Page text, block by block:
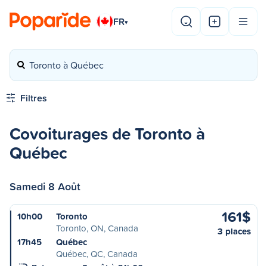
FR▾
Toronto à Québec
Filtres
Covoiturages de Toronto à
Québec
Samedi 8 Août
10h00
Toronto
Toronto, ON, Canada
17h45
Québec
Québec, QC, Canada
161$
3 places